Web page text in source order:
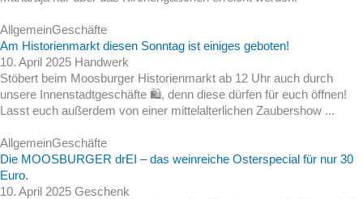
AllgemeinGeschäfte
Am Historienmarkt diesen Sonntag ist einiges geboten!
10. April 2025 Handwerk
Stöbert beim Moosburger Historienmarkt ab 12 Uhr auch durch
unsere Innenstadtgeschäfte 🛍️, denn diese dürfen für euch öffnen!
Lasst euch außerdem von einer mittelalterlichen Zaubershow ...
AllgemeinGeschäfte
Die MOOSBURGER drEI – das weinreiche Osterspecial für nur 30
Euro.
10. April 2025 Geschenk